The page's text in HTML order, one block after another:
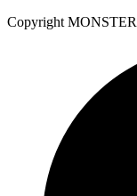
Copyright